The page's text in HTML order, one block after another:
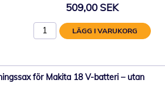
509,00 SEK
LÄGG I VARUKORG
för Makita 18 V-batteri – utan